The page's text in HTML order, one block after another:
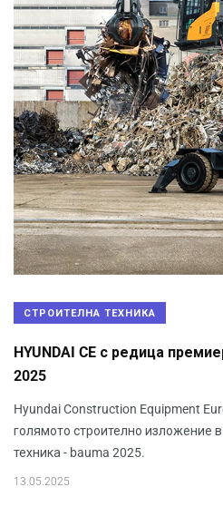
СТРОИТЕЛНА ТЕХНИКА
HYUNDAI CE с редица
2025
Hyundai Construction Equipment
голямото строително изложение
техника - bauma 2025.
13.05.2025